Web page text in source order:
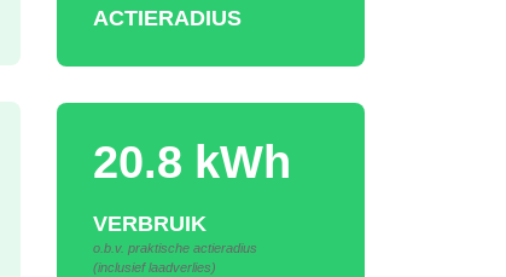
ACTIERADIUS
20.8 kWh
VERBRUIK
o.b.v. praktische actieradius
(inclusief laadverlies)